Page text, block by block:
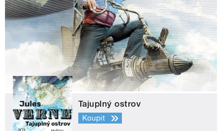
Tajuplný ostrov
Koupit